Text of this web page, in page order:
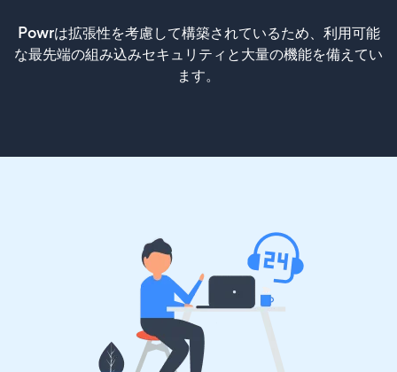
Powrは拡張性を考慮して構築されているため、利用可能
な最先端の組み込みセキュリティと大量の機能を備えてい
ます。